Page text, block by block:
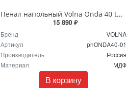
Пенал напольный Volna Onda 40 tpONDA80.2Y-01 белый
15 890 ₽
Бренд
VOLNA
Артикул
pnONDA40-01
Производитель
Россия
Материал
МДФ
В корзину